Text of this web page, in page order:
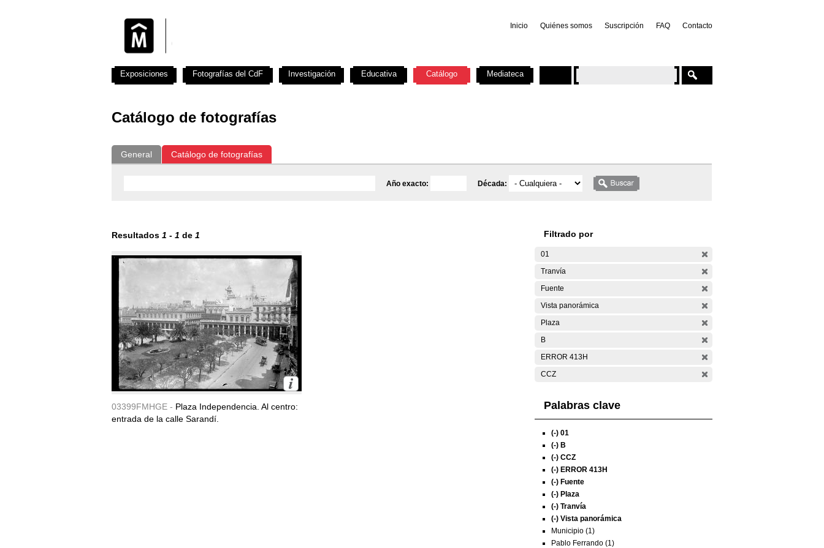
Inicio Quiénes somos Suscripción FAQ Contacto
Catálogo de fotografías
General Catálogo de fotografías
Año exacto: Década:
Resultados 1 - 1 de 1
03399FMHGE - Plaza Independencia. Al centro:
entrada de la calle Sarandí.
Filtrado por
01
Tranvía
Fuente
Vista panorámica
Plaza
B
ERROR 413H
CCZ
Palabras clave
(-) 01
(-) B
(-) CCZ
(-) ERROR 413H
(-) Fuente
(-) Plaza
(-) Tranvía
(-) Vista panorámica
Municipio (1)
Pablo Ferrando (1)
Exposiciones Fotografías del CdF Investigación Educativa Catálogo Mediateca